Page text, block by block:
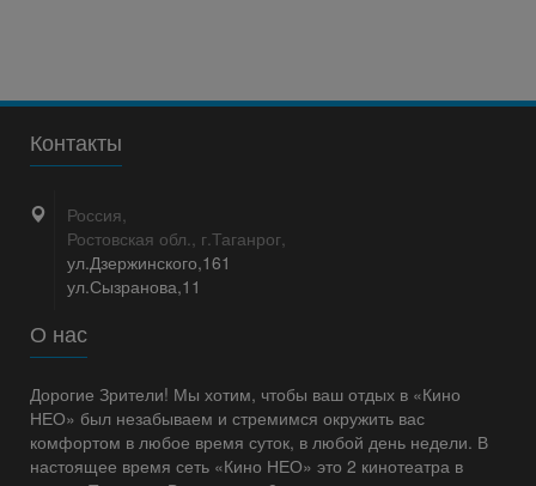
Контакты
Россия,
Ростовская обл., г.Таганрог,
ул.Дзержинского,161
ул.Сызранова,11
О нас
Дорогие Зрители! Мы хотим, чтобы ваш отдых в «Кино
НЕО» был незабываем и стремимся окружить вас
комфортом в любое время суток, в любой день недели. В
настоящее время сеть «Кино НЕО» это 2 кинотеатра в